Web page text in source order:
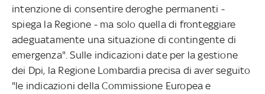
intenzione di consentire deroghe permanenti -
spiega la Regione - ma solo quella di fronteggiare
adeguatamente una situazione di contingente di
emergenza". Sulle indicazioni date per la gestione
dei Dpi, la Regione Lombardia precisa di aver seguito
"le indicazioni della Commissione Europea e